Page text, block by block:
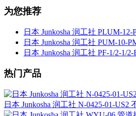
为您推荐
日本 Junkosha 润工社 PLUM-
日本 Junkosha 润工社 PUM-10-
日本 Junkosha 润工社 PF-1/2-1/
热门产品
日本 Junkosha 润工社 N-0425-01-US2